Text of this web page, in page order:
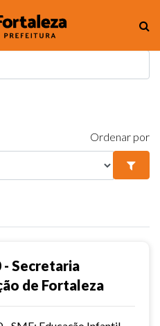
Ordenar por
- Secretaria
de Fortaleza